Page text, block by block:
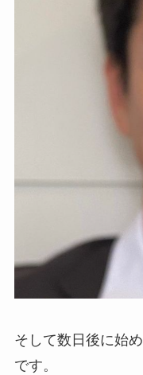
そして数日後に始
です。